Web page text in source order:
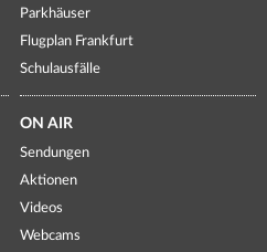
Parkhäuser
Flugplan Frankfurt
Schulausfälle
ON AIR
Sendungen
Aktionen
Videos
Webcams